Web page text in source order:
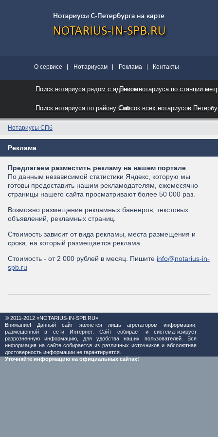
О сервисе Нотариусам| Реклама| Контакты
Поиск нотариуса рядом с адресомПоиск нотариуса по станции
Поиск нотариуса по району СпбСписок всех нотариусов
Нотариусы СПб
Реклама
Предлагаем разместить рекламу на нашем портале
По данным независимой статистики Яндекс, которую мы
готовы предоставить нашим рекламодателям, ежемесячно
страницы нашего сайта просматривают более 50 000 раз.
Возможно размещение рекламных баннеров, текстовых
объявлений, рекламных страниц.
Стоимость зависит от вида рекламы, места размещения и
срока, на который размещается реклама.
Стоимость - от 2 000 рублей в месяц. Пишите info@notarius-in-
spb.ru
© 2011-2012 «NOTARIUS-IN-SPB.RU»
Внимание! Данный сайт является лишь агрегатором информации,
размещённой в сети Интернет. Сайт собирает и систематизирует
разрозненную информацию, для удобства наших пользователей. Вся
информация на сайте собирается из различных источников и абсолютная
достоверность информации не гарантируется.
Уточняйте информацию на официальных сайтах!